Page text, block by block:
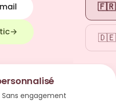
🇫🇷
🇩🇪
→
Sans engagement